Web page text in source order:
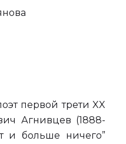
первой трети XX
Агнивцев (1888-
и больше ничего”